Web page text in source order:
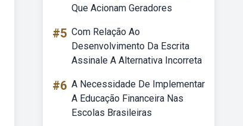
Que Acionam Geradores
#5 Com Relação Ao
Desenvolvimento Da Escrita
Assinale A Alternativa Incorreta
#6 A Necessidade De Implementar
A Educação Financeira Nas
Escolas Brasileiras